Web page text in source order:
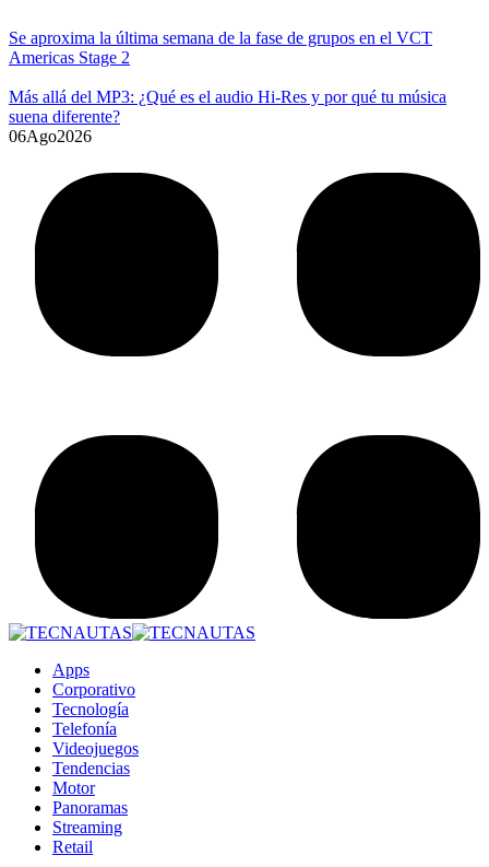
Se aproxima la última semana de la fase de grupos en el VCT
Americas Stage 2
Más allá del MP3: ¿Qué es el audio Hi-Res y por qué tu música
suena diferente?
06Ago2026
Apps
Corporativo
Tecnología
Telefonía
Videojuegos
Tendencias
Motor
Panoramas
Streaming
Retail